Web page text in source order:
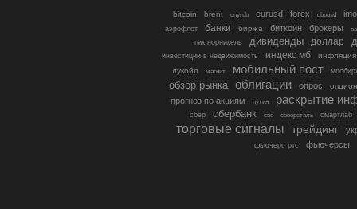
bitcoin brent cnyrub eurusd forex gbpusd
аэрофлот банки биржа биткоин брокеры
гмк норникель
дивиденды доллар
инвестиции в недвижимость индекс мб
инфляция
лукойл
магнит мобильный пост
обзор рынка облигации опрос
прогноз по акциям путин раскрытие
сбер сбербанк сво северсталь смартлаб
торговые сигналы трейдинг
фьючерс ртс фьючерсы